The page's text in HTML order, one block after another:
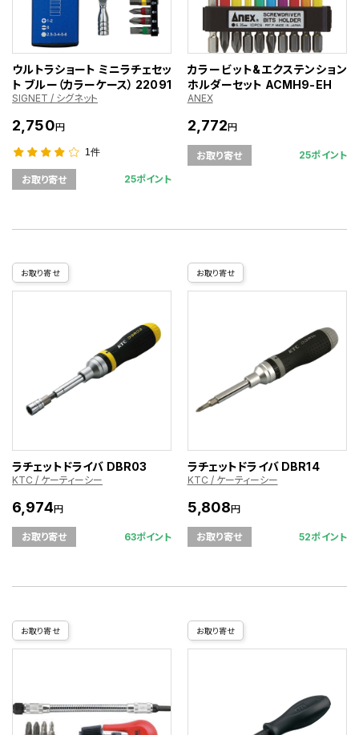
ウルトラショート ミニラチェセッ
ト ブルー（カラーケース） 22091
SIGNET / シグネット
2,750円
1件
お取り寄せ 25ポイント
カラービット&エクステンション
ホルダーセット ACMH9-EH
ANEX
2,772円
お取り寄せ 25ポイント
お取り寄せ
ラチェットドライバ DBR03
KTC / ケーティーシー
6,974円
お取り寄せ 63ポイント
お取り寄せ
ラチェットドライバ DBR14
KTC / ケーティーシー
5,808円
お取り寄せ 52ポイント
お取り寄せ お取り寄せ